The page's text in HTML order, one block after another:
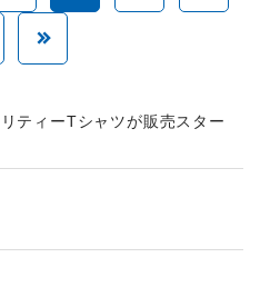
ティーTシャツが販売スター